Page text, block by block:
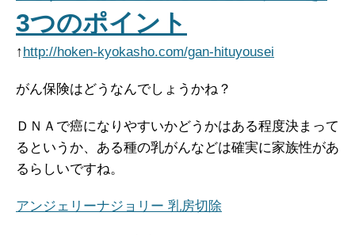
3つのポイント
↑http://hoken-kyokasho.com/gan-hituyousei
がん保険はどうなんでしょうかね？
ＤＮＡで癌になりやすいかどうかはある程度決まって
るというか、ある種の乳がんなどは確実に家族性があ
るらしいですね。
アンジェリーナジョリー 乳房切除